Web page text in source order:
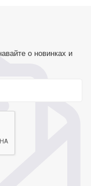
о новинках и